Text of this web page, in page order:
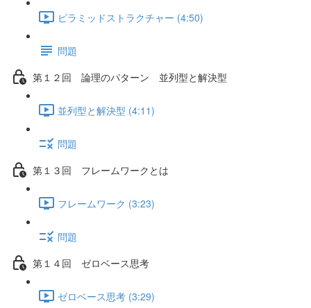
ピラミッドストラクチャー (4:50)
問題
第１２回 論理のパターン 並列型と解決型
並列型と解決型 (4:11)
問題
第１３回 フレームワークとは
フレームワーク (3:23)
問題
第１４回 ゼロベース思考
ゼロベース思考 (3:29)